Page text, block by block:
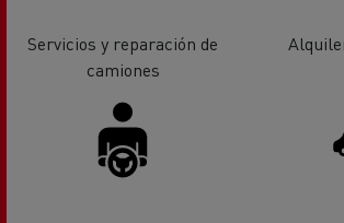
Servicios y reparación de
camiones